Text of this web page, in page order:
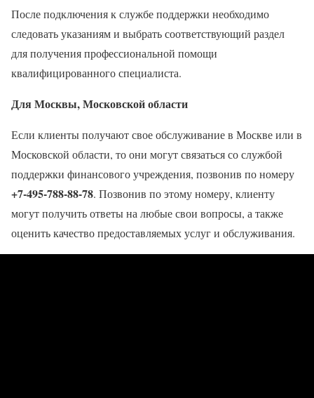
После подключения к службе поддержки необходимо
следовать указаниям и выбрать соответствующий раздел
для получения профессиональной помощи
квалифицированного специалиста.
Для Москвы, Московской области
Если клиенты получают свое обслуживание в Москве или в
Московской области, то они могут связаться со службой
поддержки финансового учреждения, позвонив по номеру
+7-495-788-88-78. Позвонив по этому номеру, клиенту
могут получить ответы на любые свои вопросы, а также
оценить качество предоставляемых услуг и обслуживания.